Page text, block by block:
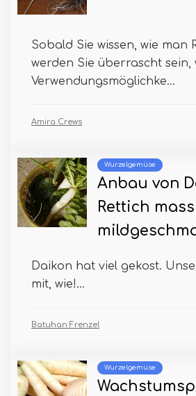
Sobald Sie wissen, wie man
werden Sie überrascht sein,
Verwendungsmöglichke...
Amira Crews
Wurzelgemüse
Anbau von
Rettich
Daikon hat viel gekost.
mit, wie!...
Batuhan Frenzel
Wurzelgemüse